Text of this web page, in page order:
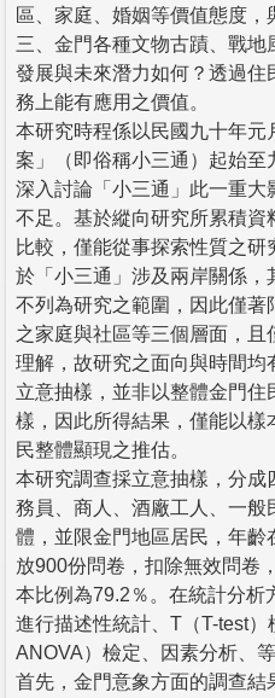
區、家庭、婚姻等價值態度，
三、金門各種文物古蹟、戰
發展與未來潛力如何？透過
務上能有應用之價值。
本研究時程係以民國九十年元
案」（即俗稱小三通）起始
深入討論「小三通」此一重
不足。基於縱向研究所累積資
比較，僅能從事探索性質之
於「小三通」涉及兩岸關係，
不列為研究之範圍，因此僅
之家庭與社區等三個層面，
理解，故研究之面向與時間均
立意抽樣，並非以整體金門
樣，因此所得結果，僅能以
民整體顯現之推估。
本研究調查採立意抽樣，分
務員、商人、酒廠工人、一
體，並限金門地區居民，年
放900份問卷，扣除無效問卷
本比例為79.2％。在統計分析
進行描述性統計、T（T-test
ANOVA）檢定、因素分析、等
首先，金門意象方面的調查結